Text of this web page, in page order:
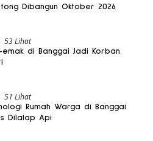
Dibangun Oktober 2026
53 Lihat
emak di Banggai Jadi Korban
51 Lihat
Rumah Warga di Banggai
Dilalap Api